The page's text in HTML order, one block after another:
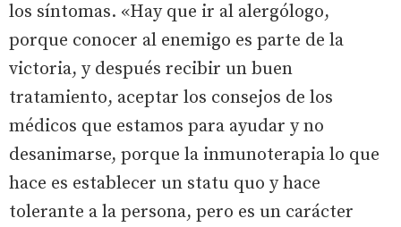
los síntomas. «Hay que ir al alergólogo,
porque conocer al enemigo es parte de la
victoria, y después recibir un buen
tratamiento, aceptar los consejos de los
médicos que estamos para ayudar y no
desanimarse, porque la inmunoterapia lo que
hace es establecer un statu quo y hace
tolerante a la persona, pero es un carácter